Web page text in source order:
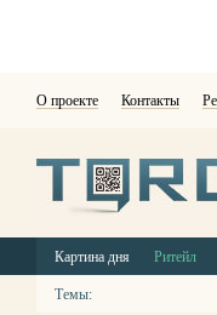
О проекте Контакты
Картина дня Ритейл
Темы: